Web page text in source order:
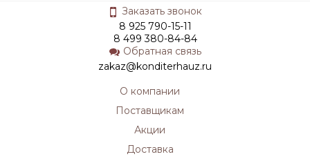
Заказать звонок
8 925 790-15-11
8 499 380-84-84
Обратная связь
zakaz@konditerhauz.ru
О компании
Поставщикам
Акции
Доставка